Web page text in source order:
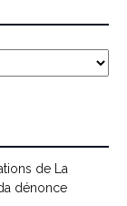
de La
dénonce